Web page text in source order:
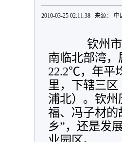
2010-03-25 02:11:38 来源： 中
钦州市
南临北部湾
22.2℃，年平
里，下辖三
浦北）。钦
福、冯子材的
乡”，还是发